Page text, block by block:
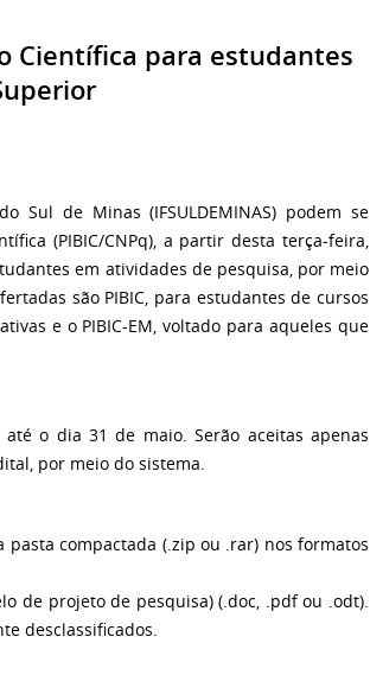
Científica para estudantes
Sul de Minas (IFSULDEMINAS) podem se
(PIBIC/CNPq), a partir desta terça-feira,
em atividades de pesquisa, por meio
são PIBIC, para estudantes de cursos
e o PIBIC-EM, voltado para aqueles que
o dia 31 de maio. Serão aceitas apenas
por meio do sistema.
pasta compactada (.zip ou .rar) nos formatos
de projeto de pesquisa) (.doc, .pdf ou .odt).
desclassificados.